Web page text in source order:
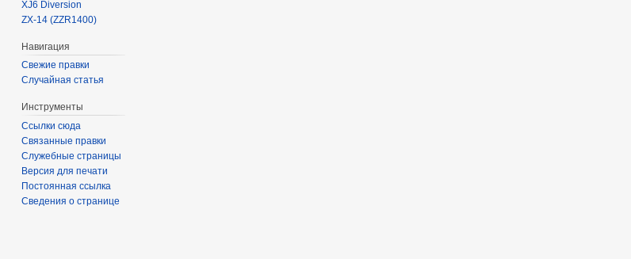
XJ6 Diversion
ZX-14 (ZZR1400)
Навигация
Свежие правки
Случайная статья
Инструменты
Ссылки сюда
Связанные правки
Служебные страницы
Версия для печати
Постоянная ссылка
Сведения о странице